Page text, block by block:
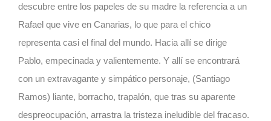
descubre entre los papeles de su madre la referencia a un
Rafael que vive en Canarias, lo que para el chico
representa casi el final del mundo. Hacia allí se dirige
Pablo, empecinada y valientemente. Y allí se encontrará
con un extravagante y simpático personaje, (Santiago
Ramos) liante, borracho, trapalón, que tras su aparente
despreocupación, arrastra la tristeza ineludible del fracaso.